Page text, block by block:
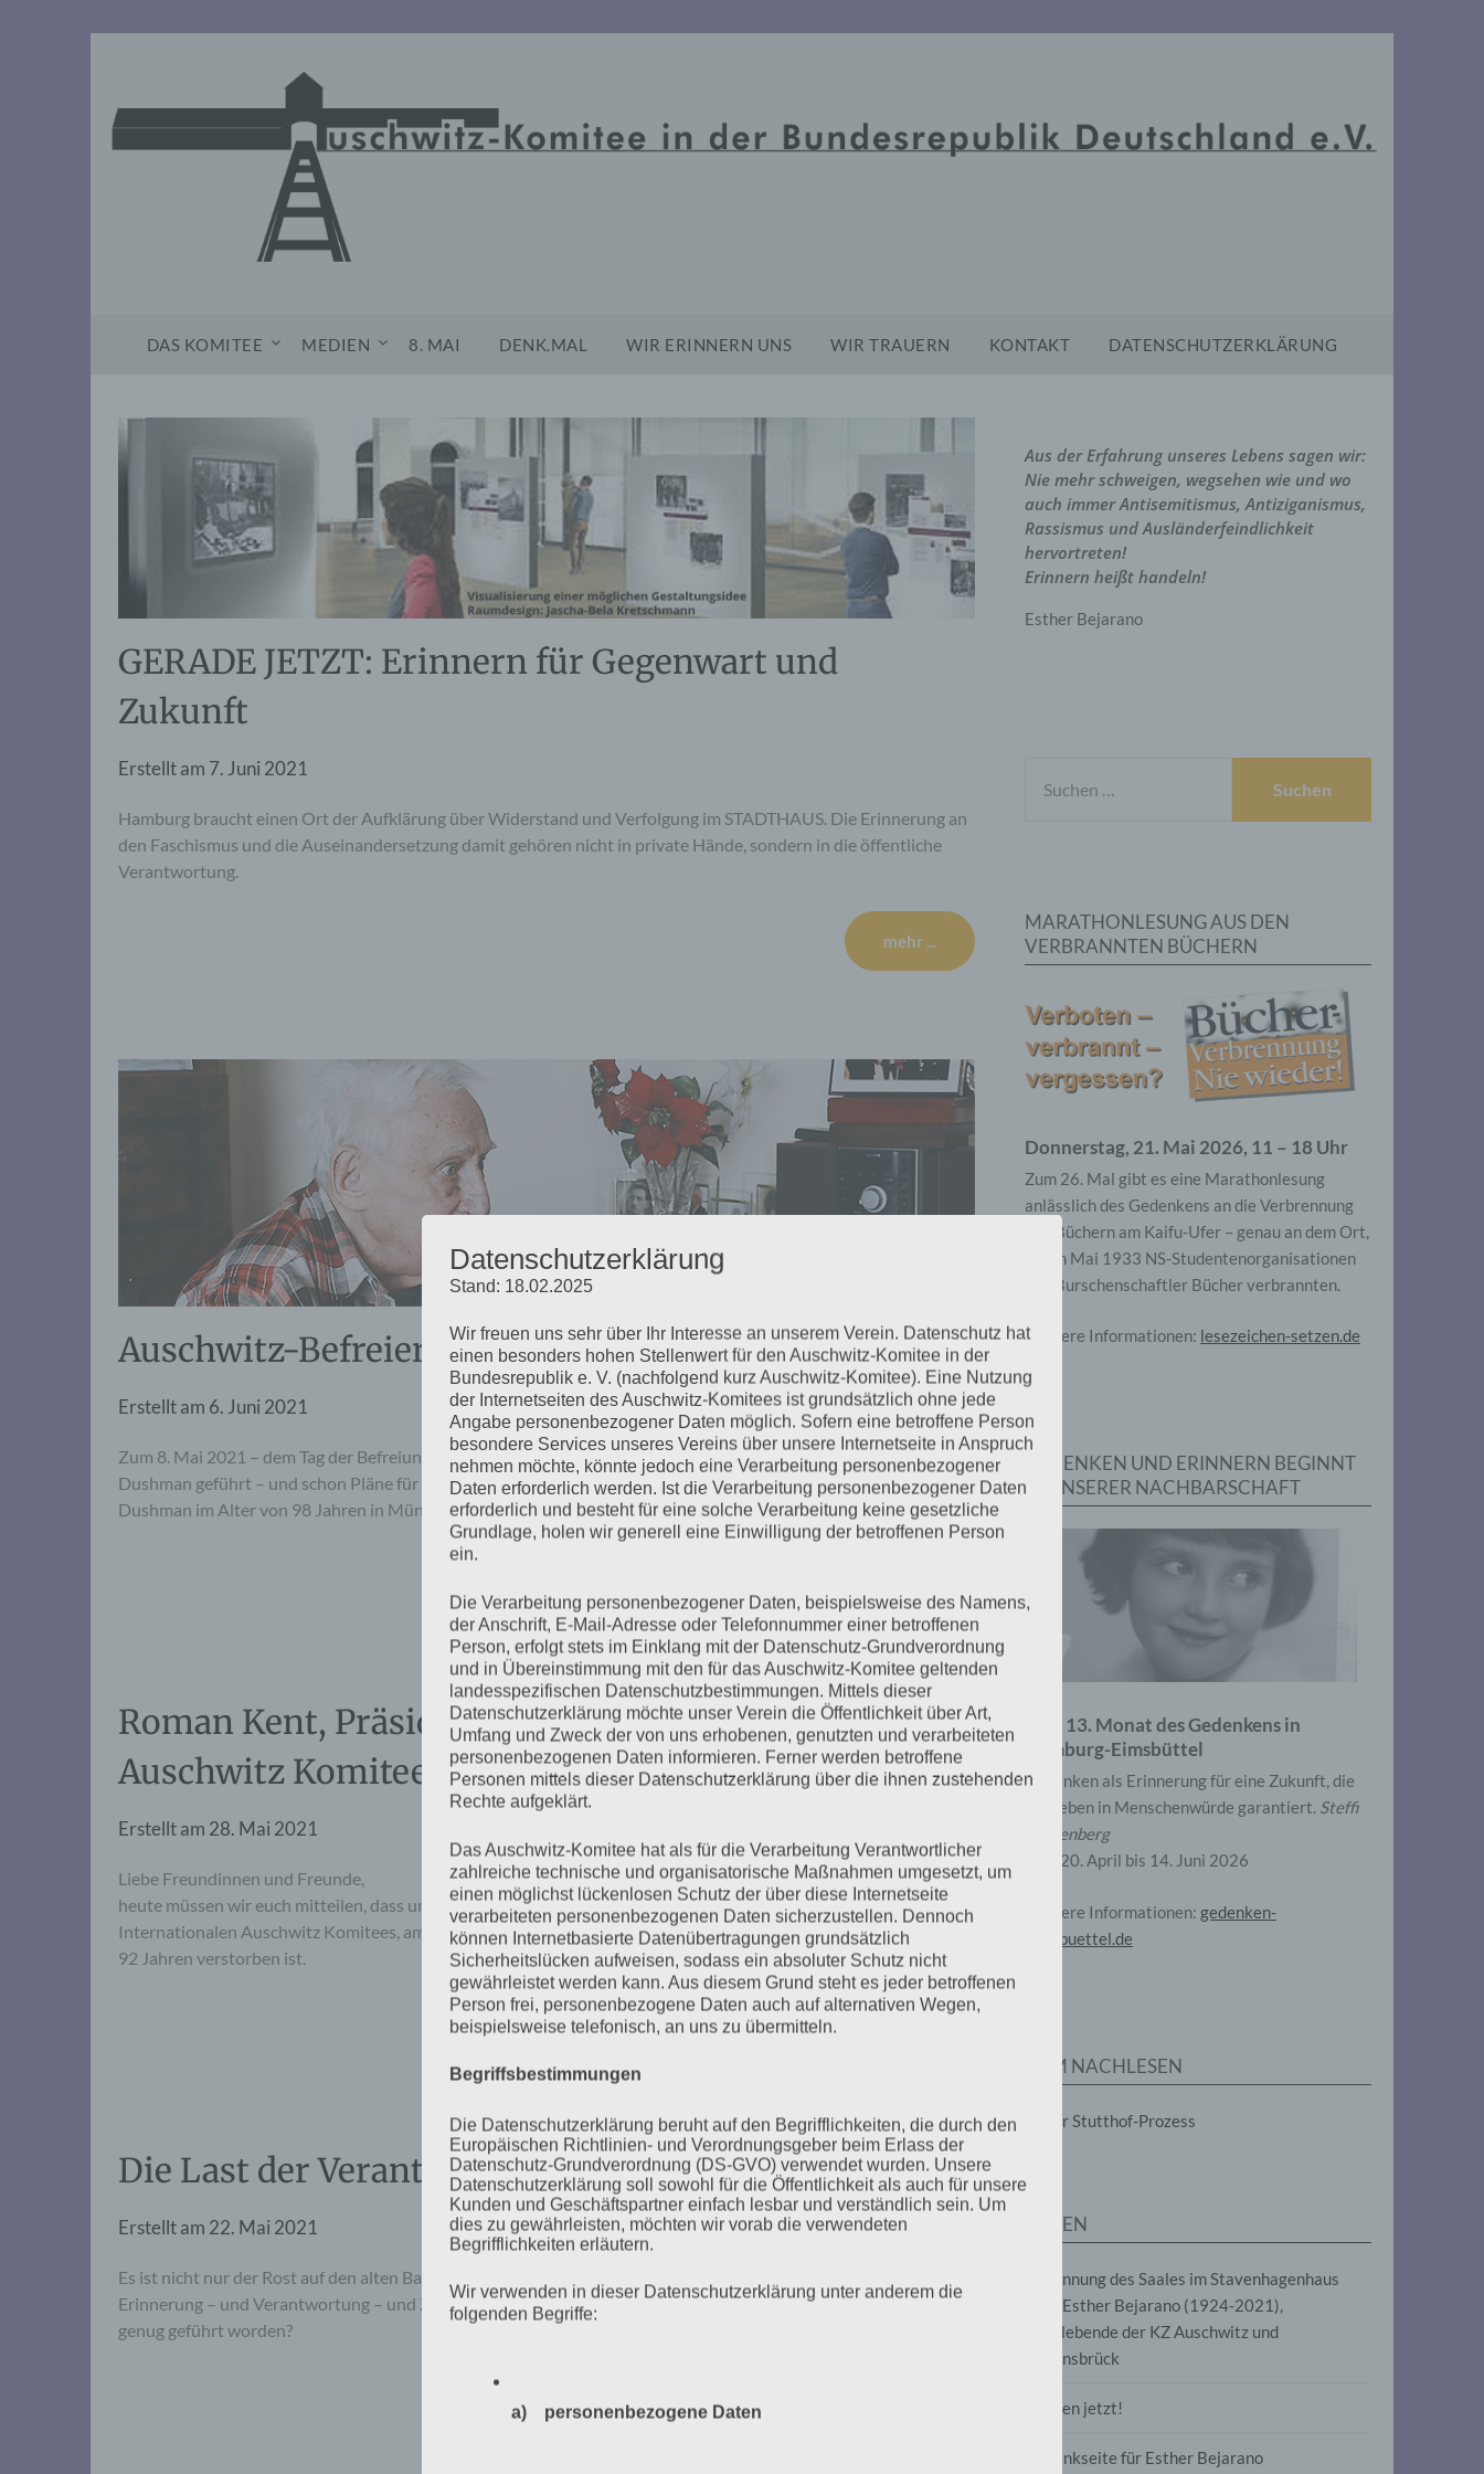
DAS KOMITEE MEDIEN 8. MAI DENK.MAL WIR ERINNERN UNS WIR TRAUERN KONTAKT DATENSCHUTZERKLÄRUNG
GERADE JETZT: Erinnern für Gegenwart und
Zukunft
Erstellt am 7. Juni 2021
Hamburg braucht einen Ort der Aufklärung über Widerstand und Verfolgung im STADTHAUS. Die Erinnerung an
den Faschismus und die Auseinandersetzung damit gehören nicht in private Hände, sondern in die öffentliche
Verantwortung.
mehr ...
Auschwitz-Befreier David Dushman ist gestorben
Erstellt am 6. Juni 2021
Zum 8. Mai 2021 – dem Tag der Befreiung – hat die Münchner Gruppe Antifa-Aufbau.org ein Interview mit David
Dushman geführt – und schon Pläne für die Feier seines 100. Geburtstags geschmiedet. Am 4. Juni 2021 ist David
Dushman im Alter von 98 Jahren in München gestorben.
Roman Kent, Präsident des Internationalen
Auschwitz Komitees, ist gestorben
Erstellt am 28. Mai 2021
Liebe Freundinnen und Freunde,
heute müssen wir euch mitteilen, dass unser Freund Roman Kent, geboren 1929 in Lodz, Präsident des
Internationalen Auschwitz Komitees, am 21. Mai 2021 in New York nach kurzer, schwerer Krankheit im Alter von
92 Jahren verstorben ist.
Die Last der Verantwortung
Erstellt am 22. Mai 2021
Es ist nicht nur der Rost auf den alten Bahngleisen, um den es hier geht. Wir fragen uns: Sind die Debatten um
Erinnerung – und Verantwortung – und Zukunft der vergangenen Jahrzehnte wirklich gründlich und ernsthaft
genug geführt worden?
Aus der Erfahrung unseres Lebens sagen wir:
Nie mehr schweigen, wegsehen wie und wo
auch immer Antisemitismus, Antiziganismus,
Rassismus und Ausländerfeindlichkeit
hervortreten!
Erinnern heißt handeln!
Esther Bejarano
NACH:
MARATHONLESUNG AUS DEN
VERBRANNTEN BÜCHERN
Donnerstag, 21. Mai 2026, 11 – 18 Uhr
Zum 26. Mal gibt es eine Marathonlesung
anlässlich des Gedenkens an die Verbrennung
von Büchern am Kaifu-Ufer – genau an dem Ort,
wo im Mai 1933 NS-Studentenorganisationen
und Burschenschaftler Bücher verbrannten.
Weitere Informationen: lesezeichen-setzen.de
GEDENKEN UND ERINNERN BEGINNT
IN UNSERER NACHBARSCHAFT
Zum 13. Monat des Gedenkens in
Hamburg-Eimsbüttel
Gedenken als Erinnerung für eine Zukunft, die
ein Leben in Menschenwürde garantiert. Steffi
Wittenberg
Vom 20. April bis 14. Juni 2026
Weitere Informationen: gedenken-
eimsbuettel.de
ZUM NACHLESEN
Der Stutthof-Prozess
SEITEN
Benennung des Saales im Stavenhagenhaus
nach Esther Bejarano (1924-2021),
Überlebende der KZ Auschwitz und
Ravensbrück
Frieden jetzt!
Gedenkseite für Esther Bejarano
Datenschutzerklärung
Stand: 18.02.2025
Wir freuen uns sehr über Ihr Interesse an unserem Verein. Datenschutz hat
einen besonders hohen Stellenwert für den Auschwitz-Komitee in der
Bundesrepublik e. V. (nachfolgend kurz Auschwitz-Komitee). Eine Nutzung
der Internetseiten des Auschwitz-Komitees ist grundsätzlich ohne jede
Angabe personenbezogener Daten möglich. Sofern eine betroffene Person
besondere Services unseres Vereins über unsere Internetseite in Anspruch
nehmen möchte, könnte jedoch eine Verarbeitung personenbezogener
Daten erforderlich werden. Ist die Verarbeitung personenbezogener Daten
erforderlich und besteht für eine solche Verarbeitung keine gesetzliche
Grundlage, holen wir generell eine Einwilligung der betroffenen Person
ein.
Die Verarbeitung personenbezogener Daten, beispielsweise des Namens,
der Anschrift, E-Mail-Adresse oder Telefonnummer einer betroffenen
Person, erfolgt stets im Einklang mit der Datenschutz-Grundverordnung
und in Übereinstimmung mit den für das Auschwitz-Komitee geltenden
landesspezifischen Datenschutzbestimmungen. Mittels dieser
Datenschutzerklärung möchte unser Verein die Öffentlichkeit über Art,
Umfang und Zweck der von uns erhobenen, genutzten und verarbeiteten
personenbezogenen Daten informieren. Ferner werden betroffene
Personen mittels dieser Datenschutzerklärung über die ihnen zustehenden
Rechte aufgeklärt.
Das Auschwitz-Komitee hat als für die Verarbeitung Verantwortlicher
zahlreiche technische und organisatorische Maßnahmen umgesetzt, um
einen möglichst lückenlosen Schutz der über diese Internetseite
verarbeiteten personenbezogenen Daten sicherzustellen. Dennoch
können Internetbasierte Datenübertragungen grundsätzlich
Sicherheitslücken aufweisen, sodass ein absoluter Schutz nicht
gewährleistet werden kann. Aus diesem Grund steht es jeder betroffenen
Person frei, personenbezogene Daten auch auf alternativen Wegen,
beispielsweise telefonisch, an uns zu übermitteln.
Begriffsbestimmungen
Die Datenschutzerklärung beruht auf den Begrifflichkeiten, die durch den
Europäischen Richtlinien- und Verordnungsgeber beim Erlass der
Datenschutz-Grundverordnung (DS-GVO) verwendet wurden. Unsere
Datenschutzerklärung soll sowohl für die Öffentlichkeit als auch für unsere
Kunden und Geschäftspartner einfach lesbar und verständlich sein. Um
dies zu gewährleisten, möchten wir vorab die verwendeten
Begrifflichkeiten erläutern.
Wir verwenden in dieser Datenschutzerklärung unter anderem die
folgenden Begriffe:
a) personenbezogene Daten